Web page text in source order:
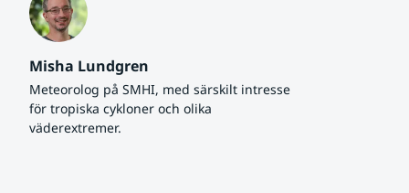
Misha Lundgren
Meteorolog på SMHI, med särskilt intresse
för tropiska cykloner och olika
väderextremer.